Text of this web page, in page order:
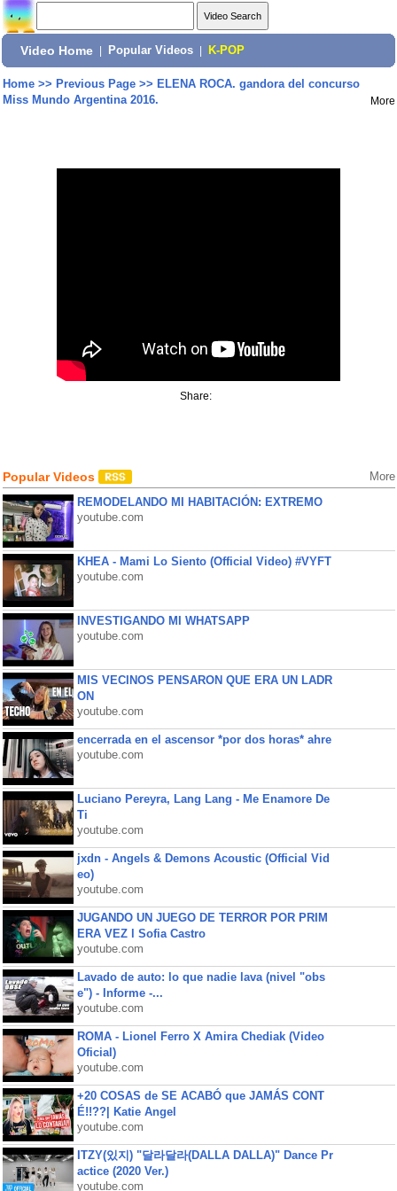
Video Home Popular Videos K-POP
Home>> Previous Page>> ELENA ROCA. gandora del concurso
Miss Mundo Argentina 2016.
More
Share:
Popular Videos More
REMODELANDO MI HABITACIÓN: EXTREMO
youtube.com
KHEA - Mami Lo Siento (Official Video) #VYFT
youtube.com
INVESTIGANDO MI WHATSAPP
youtube.com
MIS VECINOS PENSARON QUE ERA UN LADR
ON
youtube.com
encerrada en el ascensor *por dos horas* ahre
youtube.com
Luciano Pereyra, Lang Lang - Me Enamore De
Ti
youtube.com
jxdn - Angels & Demons Acoustic (Official Vid
eo)
youtube.com
JUGANDO UN JUEGO DE TERROR POR PRIM
ERA VEZ l Sofia Castro
youtube.com
Lavado de auto: lo que nadie lava (nivel "obs
e") - Informe -...
youtube.com
ROMA - Lionel Ferro X Amira Chediak (Video
Oficial)
youtube.com
+20 COSAS de SE ACABÓ que JAMÁS CONT
É!!??| Katie Angel
youtube.com
ITZY(있지) "달라달라(DALLA DALLA)" Dance Pr
actice (2020 Ver.)
youtube.com